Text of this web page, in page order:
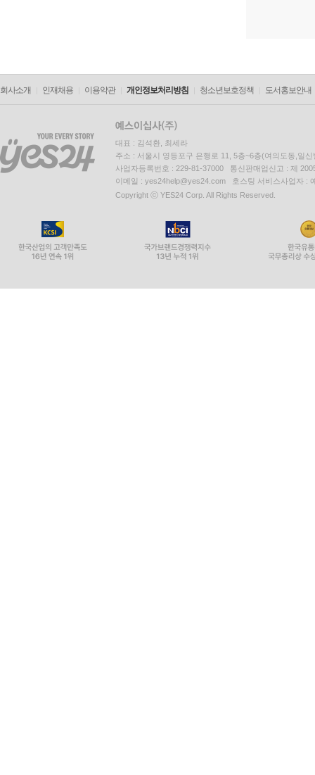
회사소개 인재채용 이용약관 개인정보처리방침 청소년보호정책 도서홍보안내
대표 : 김석환, 최세라
주소 : 서울시 영등포구 은행로 11, 5층~6층(여의도동,일신
사업자등록번호 : 229-81-37000 통신판매업신고 : 제
이메일 : yes24help@yes24.com 호스팅 서비스사업자 :
Copyright ⓒ YES24 Corp. All Rights Reserved.